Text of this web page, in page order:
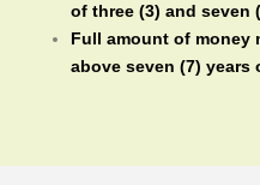
of three (3) and seven
Full amount of money
above seven (7) years